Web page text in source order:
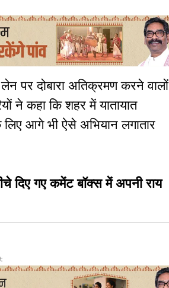
पर दोबारा अतिक्रमण करने वालों
ने कहा कि शहर में यातायात
आगे भी ऐसे अभियान लगातार
गए कमेंट बॉक्स में अपनी राय